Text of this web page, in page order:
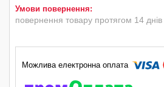
повернення товару протягом 14 днів